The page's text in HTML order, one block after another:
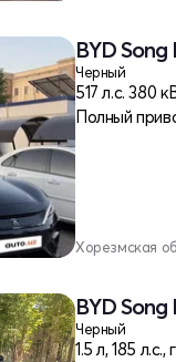
BYD Song
Черный
Полный
Хорезмская
BYD Song
Черный
1.5 л, 185 л.с.,